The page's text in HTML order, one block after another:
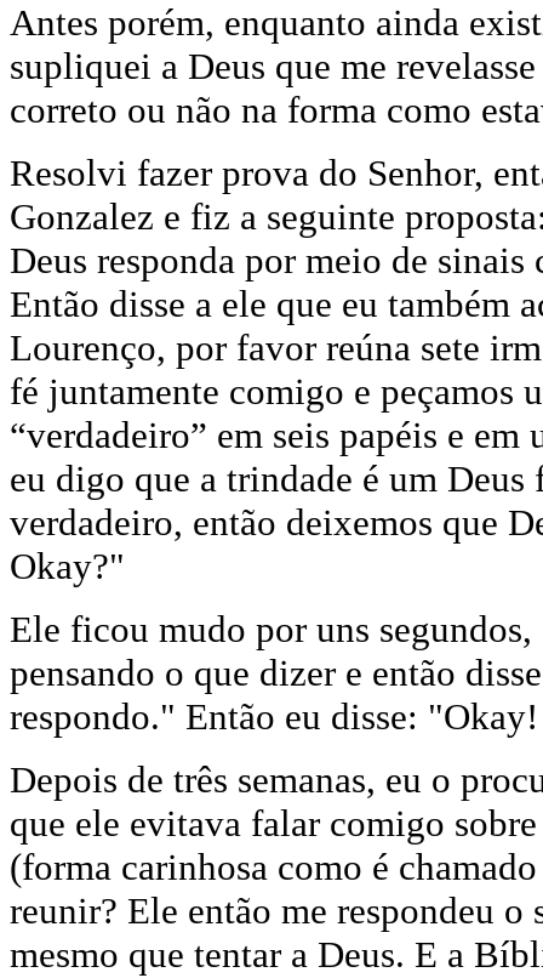
Antes porém, enquanto ainda
supliquei a Deus que me
correto ou não na forma como
Resolvi fazer prova do Senhor,
Gonzalez e fiz a seguinte
Deus responda por meio de
Então disse a ele que eu também
Lourenço, por favor reúna sete
fé juntamente comigo e peçamos
“verdadeiro” em seis papéis e
eu digo que a trindade é um
verdadeiro, então deixemos que
Okay?"
Ele ficou mudo por uns
pensando o que dizer e então
respondo." Então eu disse:
Depois de três semanas, eu o
que ele evitava falar comigo
(forma carinhosa como é
reunir? Ele então me respondeu
mesmo que tentar a Deus. E a